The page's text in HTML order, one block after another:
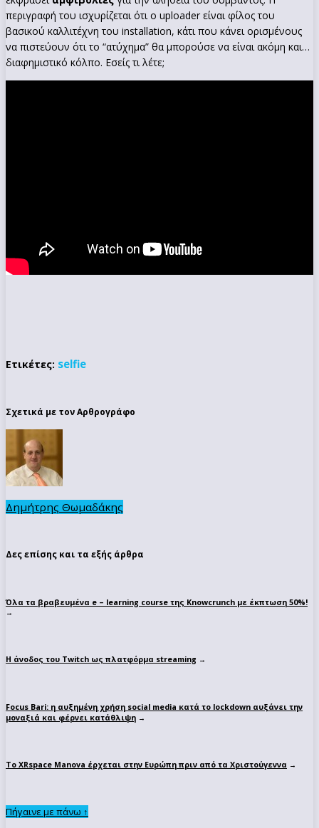
περιγραφή του ισχυρίζεται ότι ο uploader είναι φίλος του
βασικού καλλιτέχνη του installation, κάτι που κάνει ορισμένους
να πιστεύουν ότι το “ατύχημα” θα μπορούσε να είναι ακόμη και…
διαφημιστικό κόλπο. Εσείς τι λέτε;
Ετικέτες: selfie
Σχετικά με τον Αρθρογράφο
Δημήτρης Θωμαδάκης
Δες επίσης και τα εξής άρθρα
Όλα τα βραβευμένα e – learning course της Knowcrunch με έκπτωση 50%!
→
Η άνοδος του Twitch ως πλατφόρμα streaming →
Focus Bari: η αυξημένη χρήση social media κατά το lockdown αυξάνει την
μοναξιά και φέρνει κατάθλιψη →
Το XRspace Manova έρχεται στην Ευρώπη πριν από τα Χριστούγεννα →
Πήγαινε με πάνω ↑